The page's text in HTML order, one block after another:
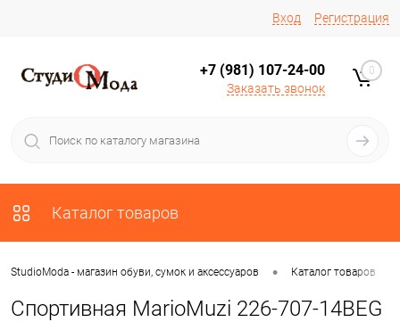
Вход Регистрация
+7 (981) 107-24-00
Заказать звонок
0
Каталог товаров
StudioModa - магазин обуви, сумок и аксессуаров • Каталог товаров
Спортивная MarioMuzi 226-707-14BEG